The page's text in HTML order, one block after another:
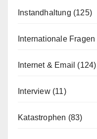
Instandhaltung (125)
Internationale Fragen
Internet & Email (124)
Interview(11)
Katastrophen (83)